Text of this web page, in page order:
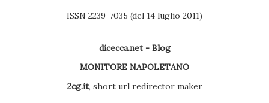
ISSN 2239-7035 (del 14 luglio 2011)
dicecca.net - Blog
MONITORE NAPOLETANO
2cg.it, short url redirector maker